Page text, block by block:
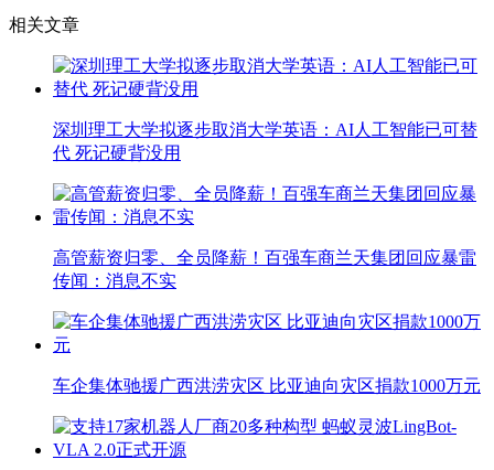
相关文章
深圳理工大学拟逐步取消大学英语：AI人工智能已可替
代 死记硬背没用
高管薪资归零、全员降薪！百强车商兰天集团回应暴雷
传闻：消息不实
车企集体驰援广西洪涝灾区 比亚迪向灾区捐款1000万元